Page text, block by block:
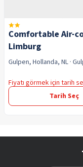
Comfortable Air-
Limburg
Gulpen, Hollanda, NL ·
Fiyatı görmek için tarih
Tarih Seç